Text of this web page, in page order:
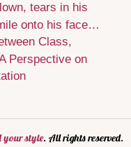
tears in his
onto his face…
Class,
Perspective on
your style. All rights reserved.